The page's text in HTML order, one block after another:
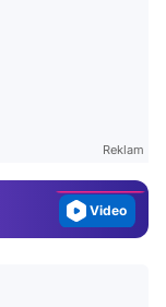
Reklam
Magazin
Video
Test